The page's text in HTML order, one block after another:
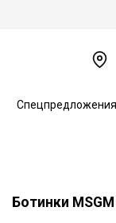
Спецпредложения
Ботинки